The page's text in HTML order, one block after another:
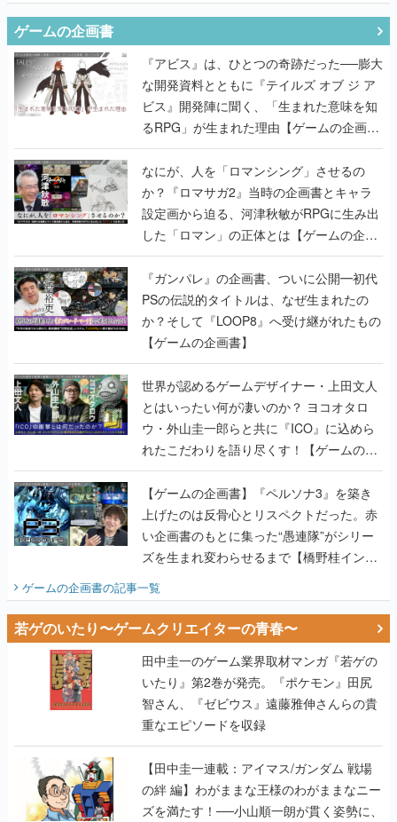
ゲームの企画書
『アビス』は、ひとつの奇跡だった──膨大
な開発資料とともに『テイルズ オブ ジ ア
ビス』開発陣に聞く、「生まれた意味を知
るRPG」が生まれた理由【ゲームの企画
書】
なにが、人を「ロマンシング」させるの
か？『ロマサガ2』当時の企画書とキャラ
設定画から迫る、河津秋敏がRPGに生み出
した「ロマン」の正体とは【ゲームの企画
書】
『ガンパレ』の企画書、ついに公開━初代
PSの伝説的タイトルは、なぜ生まれたの
か？そして『LOOP8』へ受け継がれたもの
【ゲームの企画書】
世界が認めるゲームデザイナー・上田文人
とはいったい何が凄いのか？ ヨコオタロ
ウ・外山圭一郎らと共に『ICO』に込めら
れたこだわりを語り尽くす！【ゲームの企
画書】
【ゲームの企画書】『ペルソナ3』を築き
上げたのは反骨心とリスペクトだった。赤
い企画書のもとに集った“愚連隊”がシリー
ズを生まれ変わらせるまで【橋野桂インタ
ビュー】
ゲームの企画書の記事一覧
若ゲのいたり〜ゲームクリエイターの青春〜
田中圭一のゲーム業界取材マンガ『若ゲの
いたり』第2巻が発売。『ポケモン』田尻
智さん、『ゼビウス』遠藤雅伸さんらの貴
重なエピソードを収録
【田中圭一連載：アイマス/ガンダム 戦場
の絆 編】わがままな王様のわがままなニー
ズを満たす！──小山順一朗が貫く姿勢に、